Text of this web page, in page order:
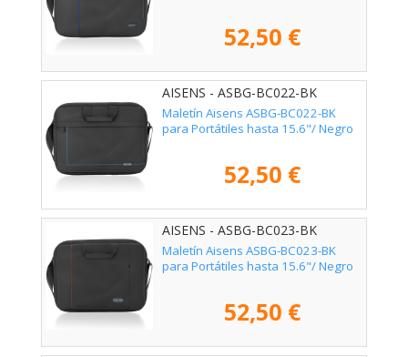
52,50 €
AISENS - ASBG-BC022-BK
Maletín Aisens ASBG-BC022-BK
para Portátiles hasta 15.6"/ Negro
52,50 €
AISENS - ASBG-BC023-BK
Maletín Aisens ASBG-BC023-BK
para Portátiles hasta 15.6"/ Negro
52,50 €